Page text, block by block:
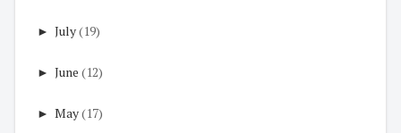
► July(19)
► June (12)
► May(17)